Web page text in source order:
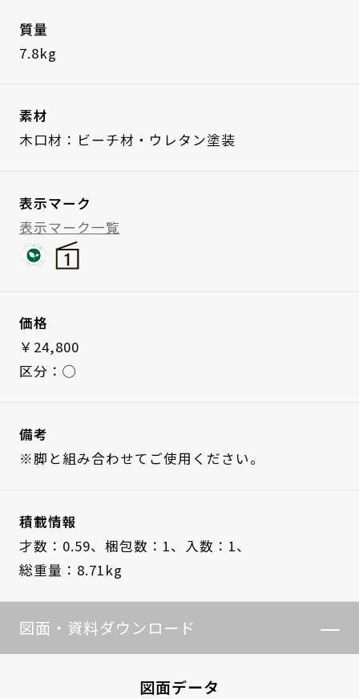
質量
7.8kg
素材
木口材：ビーチ材・ウレタン塗装
表示マーク
表示マーク一覧
価格
￥24,800
区分：◯
備考
※脚と組み合わせてご使用ください。
積載情報
才数：0.59、 梱包数：1、 入数：1、
総重量：8.71kg
図面・資料ダウンロード
図面データ